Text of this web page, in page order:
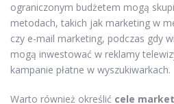
ograniczonym budżetem mogą
metodach, takich jak marketing w
czy e-mail marketing, podczas gdy
mogą inwestować w reklamy
kampanie płatne w wyszukiwarkach.
Warto również określić cele